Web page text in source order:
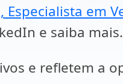
em
e saiba mais.
e refletem a